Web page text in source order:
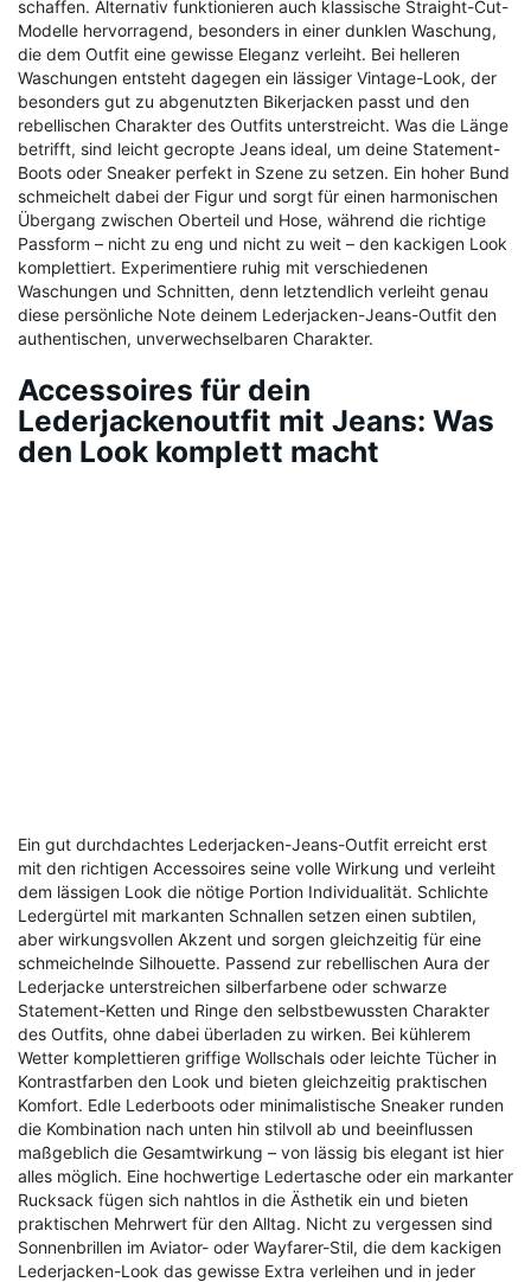
schaffen. Alternativ funktionieren auch klassische Straight-Cut-
Modelle hervorragend, besonders in einer dunklen Waschung,
die dem Outfit eine gewisse Eleganz verleiht. Bei helleren
Waschungen entsteht dagegen ein lässiger Vintage-Look, der
besonders gut zu abgenutzten Bikerjacken passt und den
rebellischen Charakter des Outfits unterstreicht. Was die Länge
betrifft, sind leicht gecropte Jeans ideal, um deine Statement-
Boots oder Sneaker perfekt in Szene zu setzen. Ein hoher Bund
schmeichelt dabei der Figur und sorgt für einen harmonischen
Übergang zwischen Oberteil und Hose, während die richtige
Passform – nicht zu eng und nicht zu weit – den kackigen Look
komplettiert. Experimentiere ruhig mit verschiedenen
Waschungen und Schnitten, denn letztendlich verleiht genau
diese persönliche Note deinem Lederjacken-Jeans-Outfit den
authentischen, unverwechselbaren Charakter.
Accessoires für dein
Lederjackenoutfit mit Jeans: Was
den Look komplett macht
Ein gut durchdachtes Lederjacken-Jeans-Outfit erreicht erst
mit den richtigen Accessoires seine volle Wirkung und verleiht
dem lässigen Look die nötige Portion Individualität. Schlichte
Ledergürtel mit markanten Schnallen setzen einen subtilen,
aber wirkungsvollen Akzent und sorgen gleichzeitig für eine
schmeichelnde Silhouette. Passend zur rebellischen Aura der
Lederjacke unterstreichen silberfarbene oder schwarze
Statement-Ketten und Ringe den selbstbewussten Charakter
des Outfits, ohne dabei überladen zu wirken. Bei kühlerem
Wetter komplettieren griffige Wollschals oder leichte Tücher in
Kontrastfarben den Look und bieten gleichzeitig praktischen
Komfort. Edle Lederboots oder minimalistische Sneaker runden
die Kombination nach unten hin stilvoll ab und beeinflussen
maßgeblich die Gesamtwirkung – von lässig bis elegant ist hier
alles möglich. Eine hochwertige Ledertasche oder ein markanter
Rucksack fügen sich nahtlos in die Ästhetik ein und bieten
praktischen Mehrwert für den Alltag. Nicht zu vergessen sind
Sonnenbrillen im Aviator- oder Wayfarer-Stil, die dem kackigen
Lederjacken-Look das gewisse Extra verleihen und in jeder